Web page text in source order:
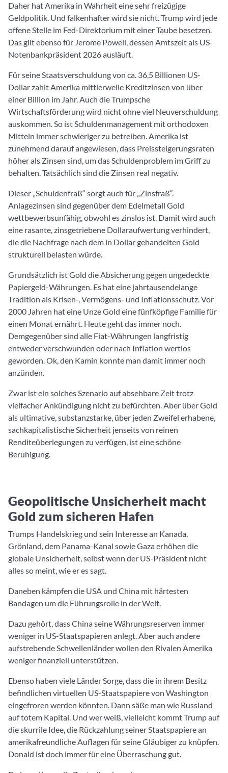
Daher hat Amerika in Wahrheit eine sehr freizügige
Geldpolitik. Und falkenhafter wird sie nicht. Trump wird jede
offene Stelle im Fed-Direktorium mit einer Taube besetzen.
Das gilt ebenso für Jerome Powell, dessen Amtszeit als US-
Notenbankpräsident 2026 ausläuft.
Für seine Staatsverschuldung von ca. 36,5 Billionen US-
Dollar zahlt Amerika mittlerweile Kreditzinsen von über
einer Billion im Jahr. Auch die Trumpsche
Wirtschaftsförderung wird nicht ohne viel Neuverschuldung
auskommen. So ist Schuldenmanagement mit orthodoxen
Mitteln immer schwieriger zu betreiben. Amerika ist
zunehmend darauf angewiesen, dass Preissteigerungsraten
höher als Zinsen sind, um das Schuldenproblem im Griff zu
behalten. Tatsächlich sind die Zinsen real negativ.
Dieser „Schuldenfraß“ sorgt auch für „Zinsfraß“.
Anlagezinsen sind gegenüber dem Edelmetall Gold
wettbewerbsunfähig, obwohl es zinslos ist. Damit wird auch
eine rasante, zinsgetriebene Dollaraufwertung verhindert,
die die Nachfrage nach dem in Dollar gehandelten Gold
strukturell belasten würde.
Grundsätzlich ist Gold die Absicherung gegen ungedeckte
Papiergeld-Währungen. Es hat eine jahrtausendelange
Tradition als Krisen-, Vermögens- und Inflationsschutz. Vor
2000 Jahren hat eine Unze Gold eine fünfköpfige Familie für
einen Monat ernährt. Heute geht das immer noch.
Demgegenüber sind alle Fiat-Währungen langfristig
entweder verschwunden oder nach Inflation wertlos
geworden. Ok, den Kamin konnte man damit immer noch
anzünden.
Zwar ist ein solches Szenario auf absehbare Zeit trotz
vielfacher Ankündigung nicht zu befürchten. Aber über Gold
als ultimative, substanzstarke, über jeden Zweifel erhabene,
sachkapitalistische Sicherheit jenseits von reinen
Renditeüberlegungen zu verfügen, ist eine schöne
Beruhigung.
Geopolitische Unsicherheit macht
Gold zum sicheren Hafen
Trumps Handelskrieg und sein Interesse an Kanada,
Grönland, dem Panama-Kanal sowie Gaza erhöhen die
globale Unsicherheit, selbst wenn der US-Präsident nicht
alles so meint, wie er es sagt.
Daneben kämpfen die USA und China mit härtesten
Bandagen um die Führungsrolle in der Welt.
Dazu gehört, dass China seine Währungsreserven immer
weniger in US-Staatspapieren anlegt. Aber auch andere
aufstrebende Schwellenländer wollen den Rivalen Amerika
weniger finanziell unterstützen.
Ebenso haben viele Länder Sorge, dass die in ihrem Besitz
befindlichen virtuellen US-Staatspapiere von Washington
eingefroren werden könnten. Dann säße man wie Russland
auf totem Kapital. Und wer weiß, vielleicht kommt Trump auf
die skurrile Idee, die Rückzahlung seiner Staatspapiere an
amerikafreundliche Auflagen für seine Gläubiger zu knüpfen.
Donald ist doch immer für eine Überraschung gut.